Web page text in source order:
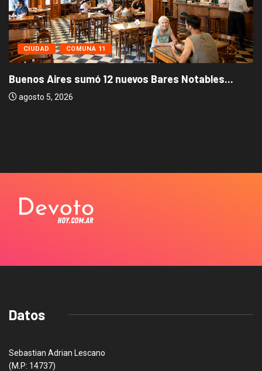
CIUDAD COMUNA 11
Buenos Aires sumó 12 nuevos Bares Notables...
agosto 5, 2026
Datos
Sebastian Adrian Lescano
(M.P: 14737)